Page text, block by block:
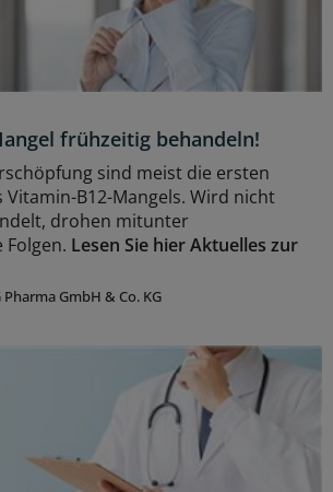
frühzeitig behandeln!
sind meist die ersten
Vitamin-B12-Mangels. Wird nicht
drohen mitunter
Folgen. Lesen Sie hier Aktuelles zur
Pharma GmbH & Co. KG